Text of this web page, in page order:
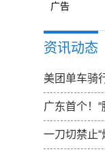
广告
资讯动态
一刀切禁止